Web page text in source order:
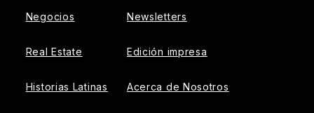
Negocios
Real Estate
Historias Latinas
Newsletters
Edición impresa
Acerca de Nosotros